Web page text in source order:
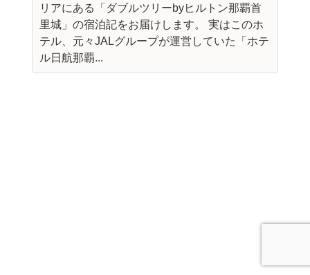
リアにある「ダブルツリーbyヒルトン那覇首
里城」の宿泊記をお届けします。 実はこのホ
テル、元々JALグループが運営していた「ホテ
ル日航那覇...